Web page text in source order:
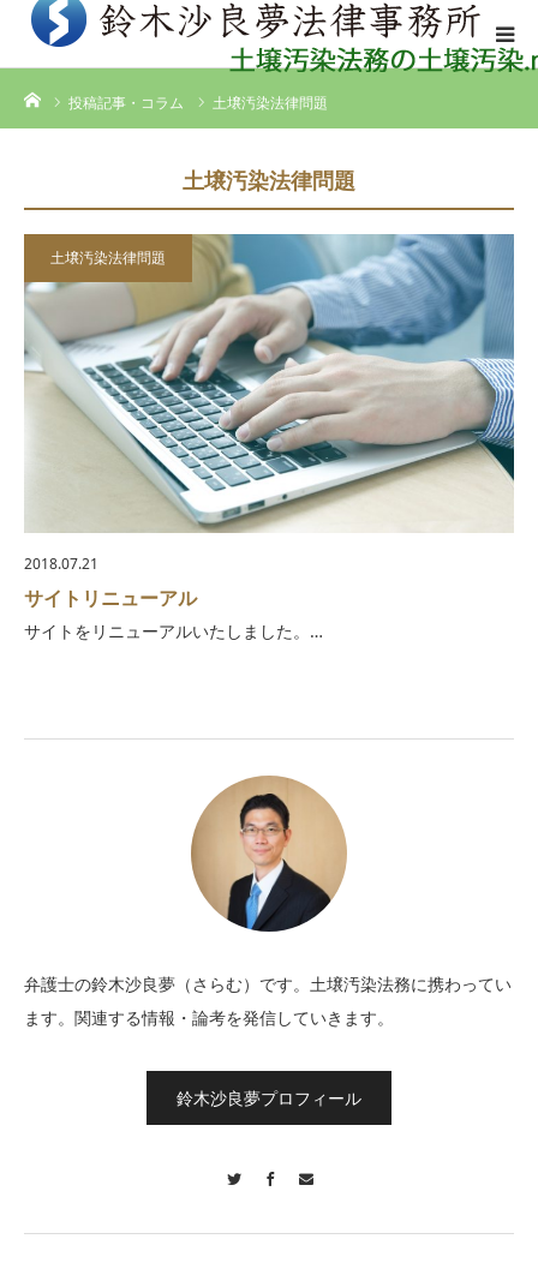
ホーム投稿記事・コラム 土壌汚染法律問題
土壌汚染法律問題
土壌汚染法律問題
2018.07.21
サイトリニューアル
サイトをリニューアルいたしました。…
弁護士の鈴木沙良夢（さらむ）です。土壌汚染法務に携わってい
ます。関連する情報・論考を発信していきます。
鈴木沙良夢プロフィール
Twitter